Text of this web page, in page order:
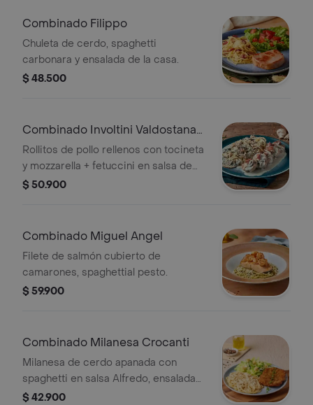
Combinado Filippo
Chuleta de cerdo, spaghetti
carbonara y ensalada de la casa.
$ 48.500
Combinado Involtini Valdostana
Pollo
Rollitos de pollo rellenos con tocineta
y mozzarella + fetuccini en salsa de
champiñones.
$ 50.900
Combinado Miguel Angel
Filete de salmón cubierto de
camarones, spaghettial pesto.
$ 59.900
Combinado Milanesa Crocanti
Milanesa de cerdo apanada con
spaghetti en salsa Alfredo, ensalada
César, parmesano y crutones.
$ 42.900